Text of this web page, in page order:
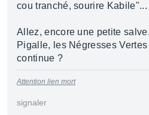
cou tranché, sourire Kabile"...
Allez, encore une petite
Pigalle, les Négresses
continue ?
Attention lien mort
signaler